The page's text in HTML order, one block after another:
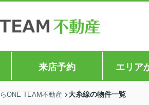
来店予約 エリア
ONE TEAM不動産 大糸線の物件一覧